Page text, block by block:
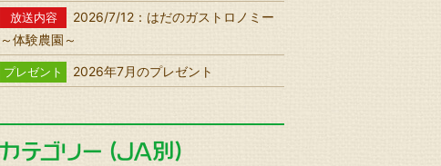
放送内容
2026/7/12：はだのガストロノミー
～体験農園～
プレゼント 2026年7月のプレゼント